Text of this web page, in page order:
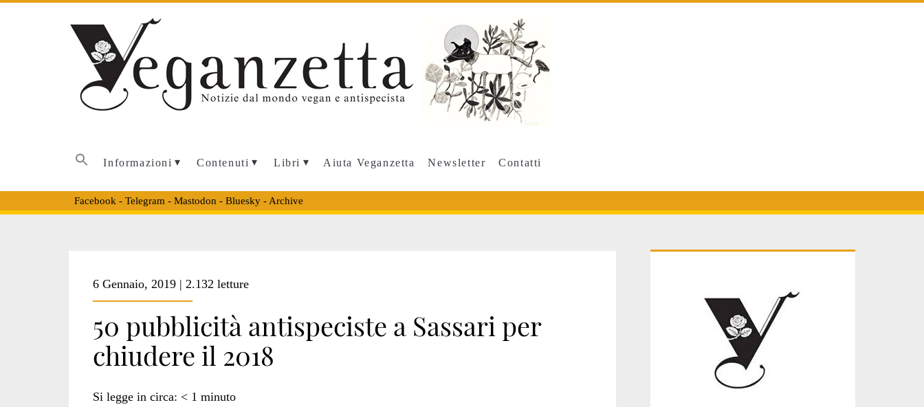
Informazioni Contenuti Libri Aiuta Veganzetta Newsletter Contatti
Facebook - Telegram - Mastodon - Bluesky- Archive
<span>pubblicità
antispecista
6 Gennaio, 2019 | 2.132 letture
50 pubblicità antispeciste a Sassari per
chiudere il 2018
Si legge in circa: < 1 minuto
Sidebar